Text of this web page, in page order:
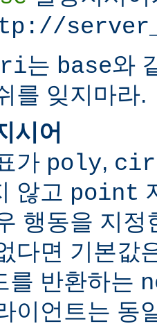
는 base와
를 잊지마라.
시어
가 poly,
않고 point
행동을 지
다면 기본값
를 반환하는
이언트는 동